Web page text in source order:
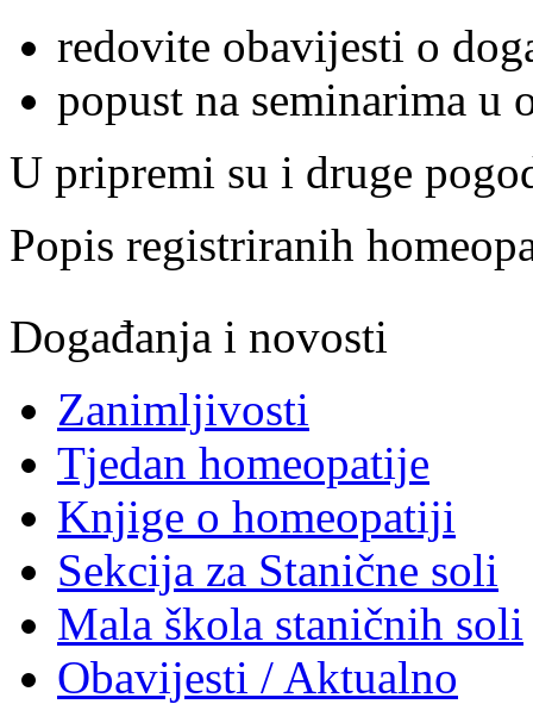
redovite obavijesti o
popust na seminarima u
U pripremi su i druge
Popis registriranih
Događanja i novosti
Zanimljivosti
Tjedan homeopatije
Knjige o homeopatiji
Sekcija za Stanične soli
Mala škola staničnih soli
Obavijesti / Aktualno